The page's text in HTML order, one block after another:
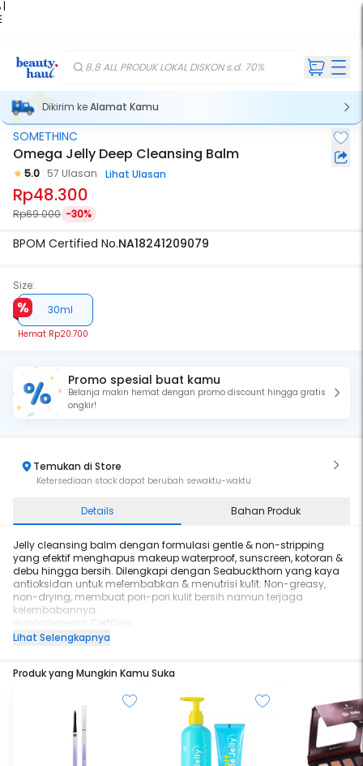
|
8.8 ALL PRODUK LOKAL DISKON s.d. 70%
Dikirim keAlamat Kamu
SOMETHINC
Omega Jelly Deep Cleansing Balm
5.0 57 Ulasan Lihat Ulasan
Rp48.300
Rp69.000 -30%
BPOM Certified No.NA18241209079
Size:
30ml
Hemat Rp20.700
Promo spesial buat kamu
Belanja makin hemat dengan promo discount hingga gratis
ongkir!
Temukan di Store
Ketersediaan stock dapat berubah sewaktu-waktu
Details Bahan Produk
Jelly cleansing balm dengan formulasi gentle & non-stripping
yang efektif menghapus makeup waterproof, sunscreen, kotoran &
debu hingga bersih. Dilengkapi dengan Seabuckthorn yang kaya
antioksidan untuk melembabkan & menutrisi kulit. Non-greasy,
non-drying, membuat pori-pori kulit bersih namun terjaga
kelembabannya.
Hypoallergenic Certified
Dermatologically Tested
Lihat Selengkapnya
Produk yang Mungkin Kamu Suka